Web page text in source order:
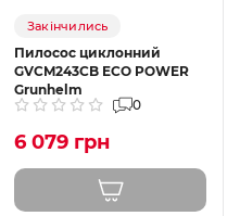
Закінчились
Пилосос циклонний
GVCM243CB ECO POWER
Grunhelm
0
6 079 грн